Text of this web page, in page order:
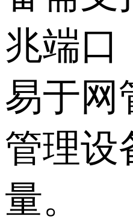
兆端口
易于网
管理设
量。